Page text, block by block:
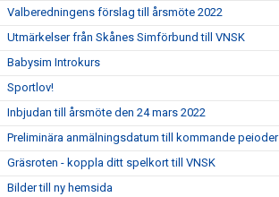
Valberedningens förslag till årsmöte 2022
Utmärkelser från Skånes Simförbund till VNSK
Babysim Introkurs
Sportlov!
Inbjudan till årsmöte den 24 mars 2022
Preliminära anmälningsdatum till kommande peioder
Gräsroten - koppla ditt spelkort till VNSK
Bilder till ny hemsida